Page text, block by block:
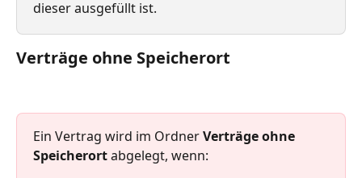
dieser ausgefüllt ist.
Verträge ohne Speicherort
Ein Vertrag wird im Ordner Verträge ohne
Speicherort abgelegt, wenn: